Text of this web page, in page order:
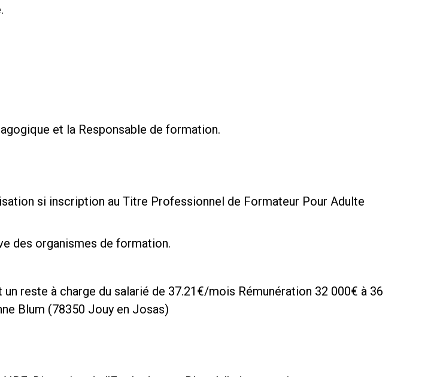
et la Responsable de formation.
si inscription au Titre Professionnel de Formateur Pour Adulte
des organismes de formation.
reste à charge du salarié de 37.21€/mois Rémunération 32 000€ à 36
Blum (78350 Jouy en Josas)